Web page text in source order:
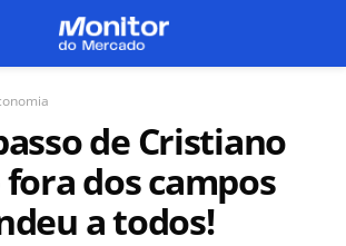
de Cristiano
dos campos
a todos!